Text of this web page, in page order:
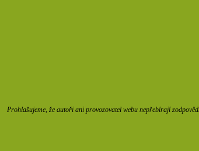
Prohlašujeme, že autoři ani provozovatel webu nepřebírají